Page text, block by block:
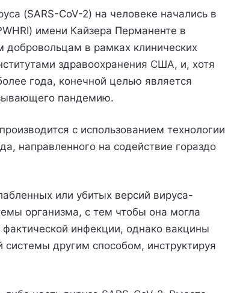
(SARS-CoV-2) на человеке начались в
имени Кайзера Перманенте в
в рамках клинических
здравоохранения США, и, хотя
года, конечной целью является
пандемию.
с использованием технологии
направленного на содействие гораздо
или убитых версий вируса-
организма, с тем чтобы она могла
инфекции, однако вакцины
другим способом, инструктируя